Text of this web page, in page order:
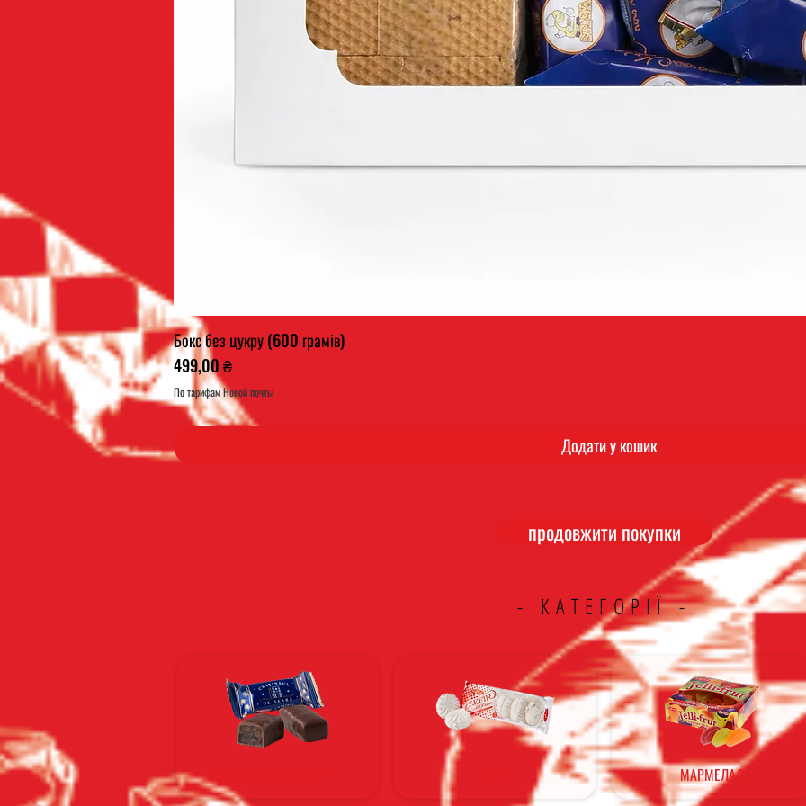
Бокс без цукру (600 грамів)
Ціна
499,00 ₴
По тарифам Новой почты
Додати у кошик
продовжити покупки
- КАТЕГОРІЇ -
МАРМЕЛАД